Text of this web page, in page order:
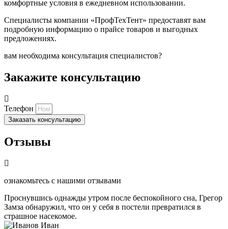
комфортные условия в ежедневном использовании.
Специалисты компании «ПрофТехТент» предоставят вам
подробную информацию о прайсе товаров и выгодных
предложениях.
вам необходима консультация специалистов?
Закажите консультацию
Телефон
Заказать консультацию
Отзывы
ознакомьтесь с нашими отзывами
Проснувшись однажды утром после беспокойного сна, Грегор
Замза обнаружил, что он у себя в постели превратился в
страшное насекомое.